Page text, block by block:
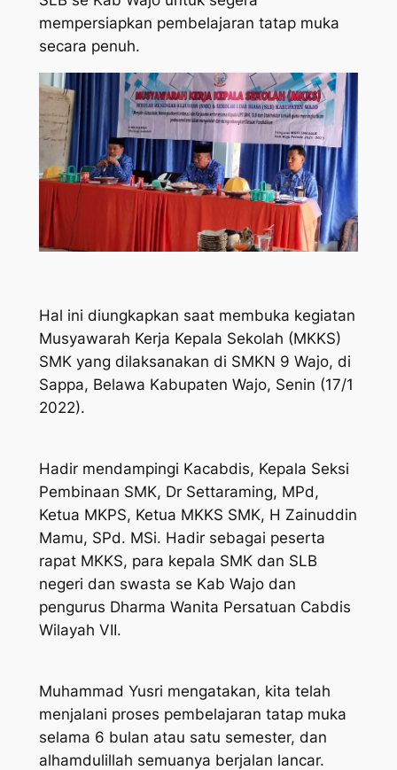
mempersiapkan pembelajaran tatap muka
secara penuh.
Hal ini diungkapkan saat membuka kegiatan
Musyawarah Kerja Kepala Sekolah (MKKS)
SMK yang dilaksanakan di SMKN 9 Wajo, di
Sappa, Belawa Kabupaten Wajo, Senin (17/1
2022).
Hadir mendampingi Kacabdis, Kepala Seksi
Pembinaan SMK, Dr Settaraming, MPd,
Ketua MKPS, Ketua MKKS SMK, H Zainuddin
Mamu, SPd. MSi. Hadir sebagai peserta
rapat MKKS, para kepala SMK dan SLB
negeri dan swasta se Kab Wajo dan
pengurus Dharma Wanita Persatuan Cabdis
Wilayah VII.
Muhammad Yusri mengatakan, kita telah
menjalani proses pembelajaran tatap muka
selama 6 bulan atau satu semester, dan
alhamdulillah semuanya berjalan lancar.